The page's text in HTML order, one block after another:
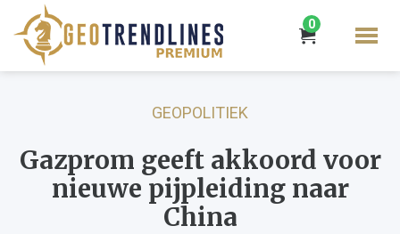
0
GEOPOLITIEK
Gazprom geeft akkoord voor
nieuwe pijpleiding naar
China